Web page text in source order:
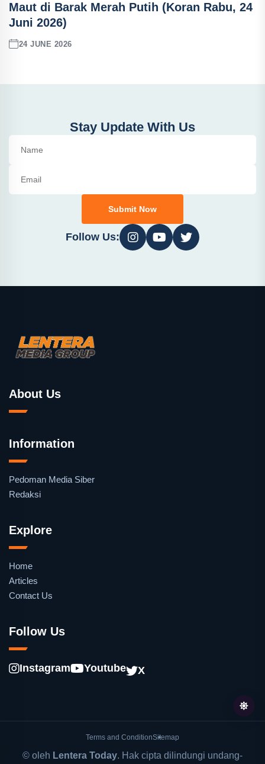
Maut di Barak Merah Putih (Koran Rabu, 24
Juni 2026)
24 JUNE 2026
Stay Update With Us
Submit Now
Follow Us:
About Us
Information
Pedoman Media Siber
Redaksi
Explore
Home
Articles
Contact Us
Follow Us
Instagram Youtube X
Terms and ConditionSitemap
© oleh Lentera Today. Hak cipta dilindungi undang-